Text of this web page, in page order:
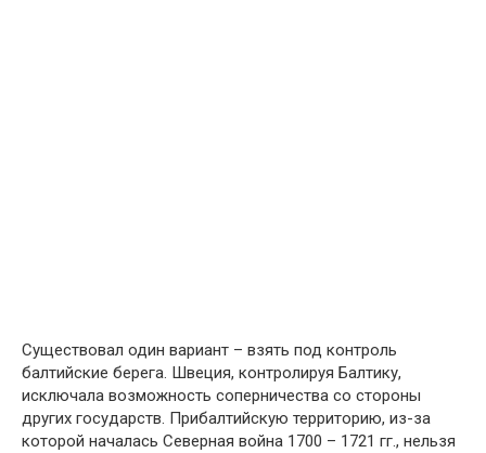
Существовал один вариант – взять под контроль
балтийские берега. Швеция, контролируя Балтику,
исключала возможность соперничества со стороны
других государств. Прибалтийскую территорию, из-за
которой началась Северная война 1700 – 1721 гг., нельзя